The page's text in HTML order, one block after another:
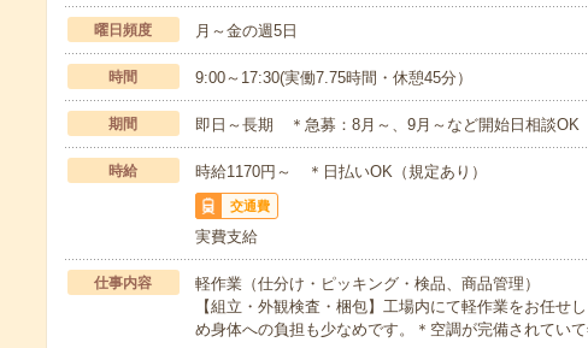
曜日頻度 月～金の週5日
時間 9:00～17:30(実働7.75時間・休憩45分）
期間 即日～長期 ＊急募：8月～、9月～など開始日相談
時給 時給1170円～ ＊日払いOK（規定あり）
交通費
実費支給
仕事内容
軽作業（仕分け・ピッキング・検品、商品管理）
【組立・外観検査・梱包】工場内にて軽作業をお任せ
め身体への負担も少なめです。＊空調が完備されていて